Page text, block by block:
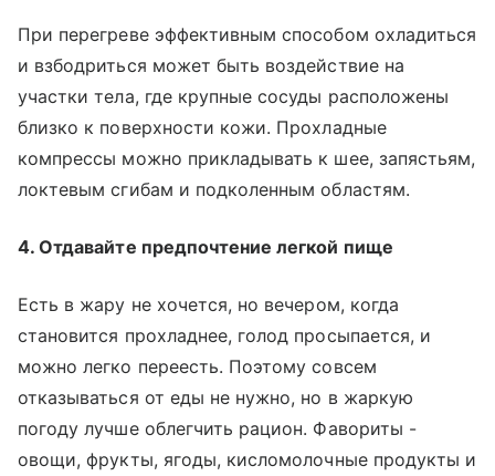
При перегреве эффективным способом охладиться
и взбодриться может быть воздействие на
участки тела, где крупные сосуды расположены
близко к поверхности кожи. Прохладные
компрессы можно прикладывать к шее, запястьям,
локтевым сгибам и подколенным областям.
4. Отдавайте предпочтение легкой пище
Есть в жару не хочется, но вечером, когда
становится прохладнее, голод просыпается, и
можно легко переесть. Поэтому совсем
отказываться от еды не нужно, но в жаркую
погоду лучше облегчить рацион. Фавориты -
овощи, фрукты, ягоды, кисломолочные продукты и